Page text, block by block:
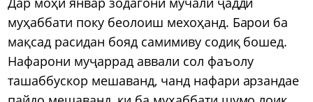
муҳаббати поку беолоиш мехоҳанд. Барои ба
мақсад расидан бояд самимиву содиқ бошед.
Нафарони муҷаррад аввали сол фаъолу
ташаббускор мешаванд, чанд нафари арзандае